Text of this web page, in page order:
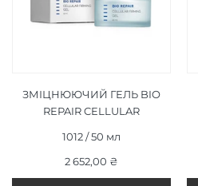
ЗМІЦНЮЮЧИЙ ГЕЛЬ BIO
REPAIR CELLULAR
1012 / 50 мл
2 652,00 ₴